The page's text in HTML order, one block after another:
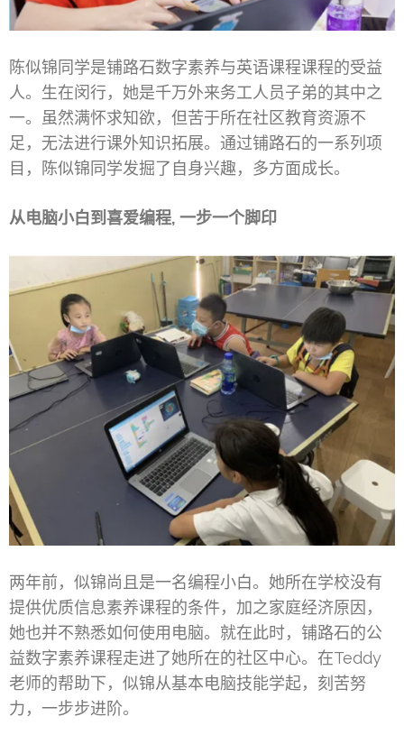
陈似锦同学是铺路石数字素养与英语课程课程的受益
人。生在闵行，她是千万外来务工人员子弟的其中之
一。虽然满怀求知欲，但苦于所在社区教育资源不
足，无法进行课外知识拓展。通过铺路石的一系列项
目，陈似锦同学发掘了自身兴趣，多方面成长。
从电脑小白到喜爱编程, 一步一个脚印
两年前，似锦尚且是一名编程小白。她所在学校没有
提供优质信息素养课程的条件，加之家庭经济原因，
她也并不熟悉如何使用电脑。就在此时，铺路石的公
益数字素养课程走进了她所在的社区中心。在Teddy
老师的帮助下，似锦从基本电脑技能学起，刻苦努
力，一步步进阶。